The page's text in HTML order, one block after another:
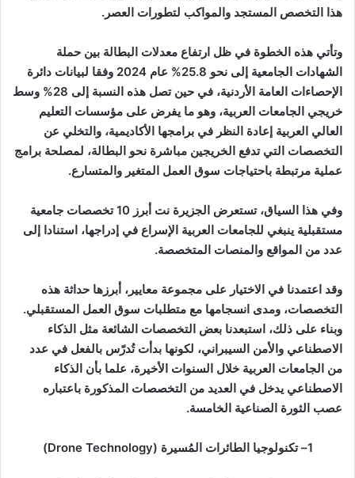
هذا التخصص المستجد والمواكب لتطورات العصر .
وتأتي هذه الخطوة في ظل ارتفاع معدلات البطالة بين حملة
الشهادات الجامعية إلى نحو 25.8% عام 2024 وفقا لبيانات دائرة
الإحصاءات العامة الأردنية، في حين تصل هذه النسبة إلى 28% وسط
خريجي الجامعات العربية، وهو ما يفرض على مؤسسات التعليم
العالي العربية إعادة النظر في برامجها الأكاديمية، والتخلي عن
التخصصات التي تدفع الخريجين مباشرة نحو البطالة، لمصلحة برامج
عملية مرتبطة باحتياجات سوق العمل المتغير والمتسارع.
وفي هذا السياق، تستعرض الجزيرة نت أبرز 10 تخصصات جامعية
مستقبلية ينبغي للجامعات العربية الإسراع في إدراجها، استنادا إلى
عدد من المواقع والمنصات المتخصصة.
وقد اعتمدنا في الاختيار على مجموعة معايير، أبرزها حداثة هذه
التخصصات، ومدى انسجامها مع متطلبات سوق العمل المستقبلي.
وبناء على ذلك، استبعدنا بعض التخصصات الشائعة مثل الذكاء
الاصطناعي والأمن السيبراني، لكونها بدأت تُدرّس بالفعل في عدد
من الجامعات العربية خلال السنوات الأخيرة، علما بأن الذكاء
الاصطناعي يدخل في العديد من التخصصات المذكورة باعتباره
عصب الثورة الصناعية الخامسة.
1
–تكنولوجيا الطائرات المُسيرة (Drone Technology)